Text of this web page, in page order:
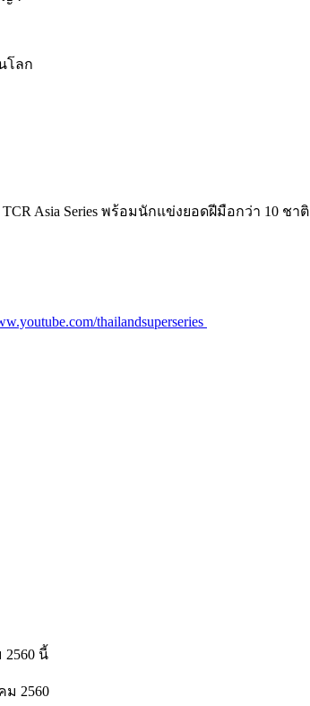
โลก
Asia Series พร้อมนักแข่งยอดฝีมือกว่า 10 ชาติ
thailandsuperseries
นี้